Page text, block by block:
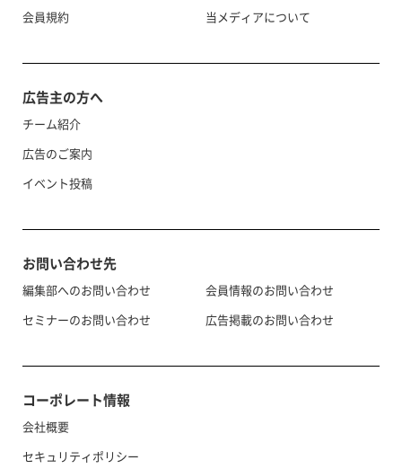
会員規約
当メディアについて
広告主の方へ
チーム紹介
広告のご案内
イベント投稿
お問い合わせ先
編集部へのお問い合わせ
セミナーのお問い合わせ
会員情報のお問い合わせ
広告掲載のお問い合わせ
コーポレート情報
会社概要
セキュリティポリシー